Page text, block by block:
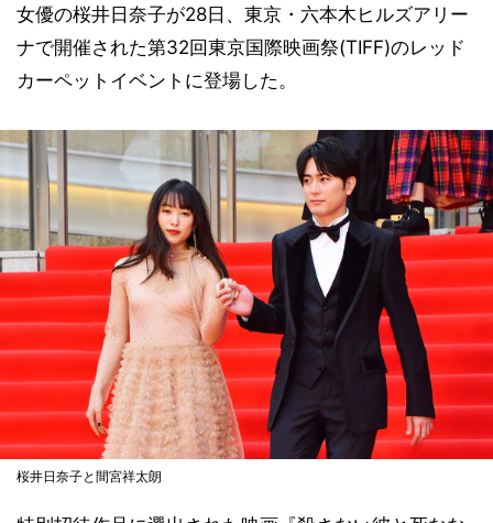
女優の桜井日奈子が28日、東京・六本木ヒルズアリー
ナで開催された第32回東京国際映画祭(TIFF)のレッド
カーペットイベントに登場した。
桜井日奈子と間宮祥太朗